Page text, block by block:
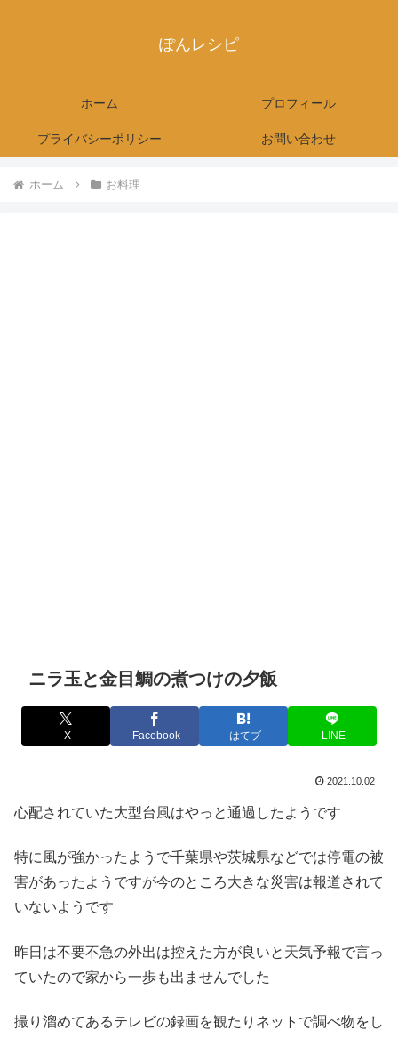
ぽんレシピ
ホーム プロフィール
プライバシーポリシー お問い合わせ
ホーム お料理
ニラ玉と金目鯛の煮つけの夕飯
X Facebook はてブ LINE
2021.10.02
心配されていた大型台風はやっと通過したようです
特に風が強かったようで千葉県や茨城県などでは停電の被
害があったようですが今のところ大きな災害は報道されて
いないようです
昨日は不要不急の外出は控えた方が良いと天気予報で言っ
ていたので家から一歩も出ませんでした
撮り溜めてあるテレビの録画を観たりネットで調べ物をし